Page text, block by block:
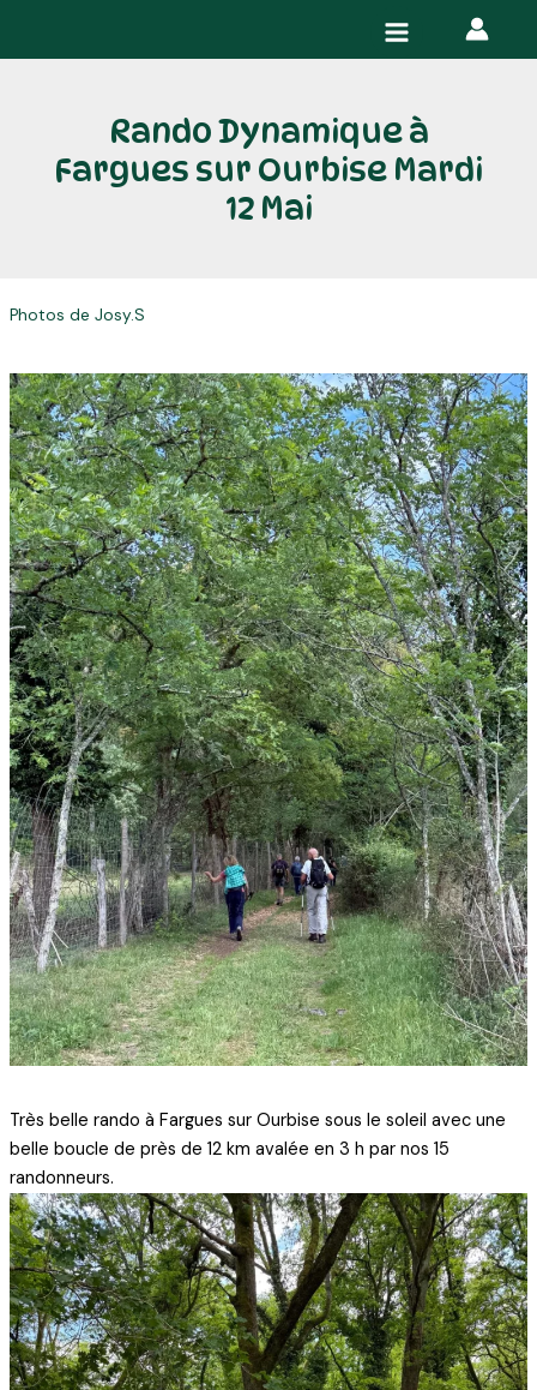
Main
Menu
Rando Dynamique à
Fargues sur Ourbise Mardi
12 Mai
Photos de Josy.S
Très belle rando à Fargues sur Ourbise sous le soleil avec une
belle boucle de près de 12 km avalée en 3 h par nos 15
randonneurs.